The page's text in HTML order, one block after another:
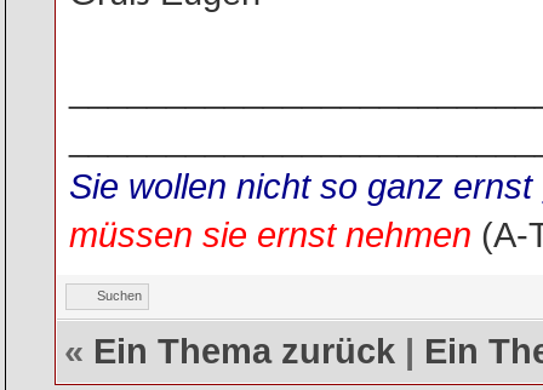
Sie wollen nicht so ganz
müssen sie ernst nehmen (A-
Suchen
« Ein Thema zurück | Ein